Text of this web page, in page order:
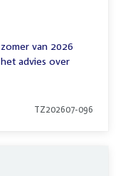
van 2026
advies over
TZ202607-096